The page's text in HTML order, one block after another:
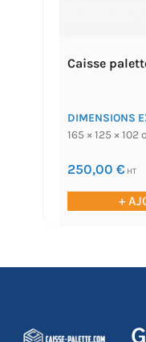
Caisse
DIMENSIONS
165 × 125 × 102
250,00 € HT
+